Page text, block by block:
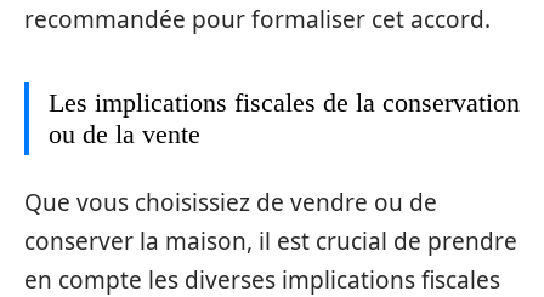
recommandée pour formaliser cet accord.
Les implications fiscales de la conservation
ou de la vente
Que vous choisissiez de vendre ou de
conserver la maison, il est crucial de prendre
en compte les diverses implications fiscales